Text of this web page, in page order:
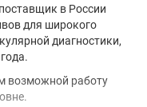
в России
для широкого
диагностики,
работу